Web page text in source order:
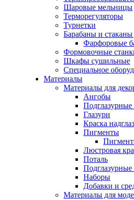
Шаровые мельницы
Терморегуляторы
Турнетки
Барабаны и
Фарфоровые
Формовочные
Шкафы сушильные
Специальное
Материалы
Материалы для
Ангобы
Подглазурные
Глазури
Краска
Пигменты
Люстровая
Поталь
Наборы
Добавки и
Материалы для